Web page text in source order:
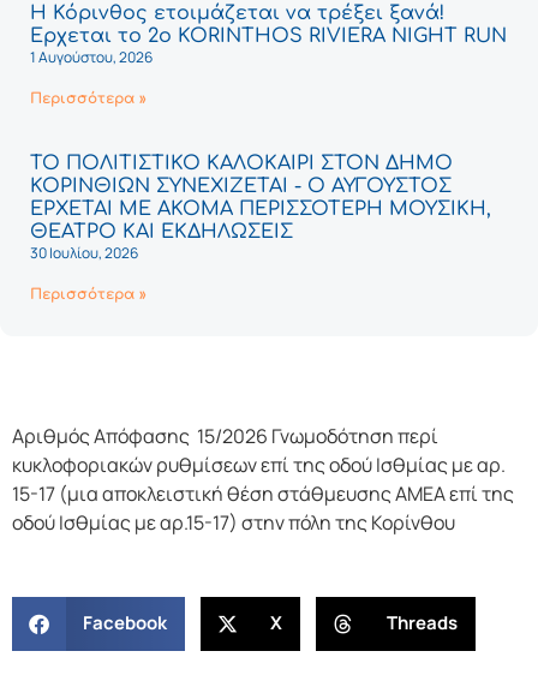
Η Κόρινθος ετοιμάζεται να τρέξει ξανά!
Έρχεται το 2ο KORINTHOS RIVIERA NIGHT RUN
1 Αυγούστου, 2026
Περισσότερα »
ΤΟ ΠΟΛΙΤΙΣΤΙΚΟ ΚΑΛΟΚΑΙΡΙ ΣΤΟΝ ΔΗΜΟ
ΚΟΡΙΝΘΙΩΝ ΣΥΝΕΧΙΖΕΤΑΙ - Ο ΑΥΓΟΥΣΤΟΣ
ΕΡΧΕΤΑΙ ΜΕ ΑΚΟΜΑ ΠΕΡΙΣΣΟΤΕΡΗ ΜΟΥΣΙΚΗ,
ΘΕΑΤΡΟ ΚΑΙ ΕΚΔΗΛΩΣΕΙΣ
30 Ιουλίου, 2026
Περισσότερα »
Αριθμός Απόφασης 15/2026 Γνωμοδότηση περί
κυκλοφοριακών ρυθμίσεων επί της οδού Ισθμίας με αρ.
15-17 (μια αποκλειστική θέση στάθμευσης ΑΜΕΑ επί της
οδού Ισθμίας με αρ.15-17) στην πόλη της Κορίνθου
Facebook X Threads